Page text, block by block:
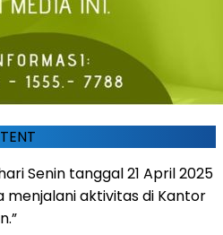
Senin tanggal 21 April 2025
menjalani aktivitas di Kantor